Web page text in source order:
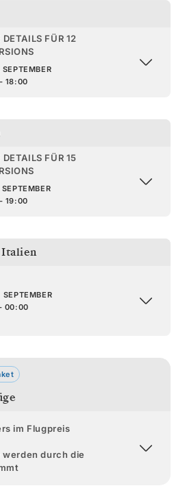
DETAILS FÜR 12
18:00
DETAILS FÜR 15
19:00
Italien
00:00
im Flugpreis
durch die